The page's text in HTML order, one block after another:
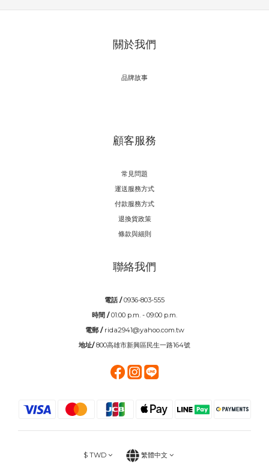
關於我們
品牌故事
顧客服務
常見問題
運送服務方式
付款服務方式
退換貨政策
條款與細則
聯絡我們
電話 /0936-803-555
時間 /01:00 p.m. - 09:00 p.m.
電郵 / rida2941@yahoo.com.tw
地址/800高雄市新興區民生一路164號
$ TWD 繁體中文